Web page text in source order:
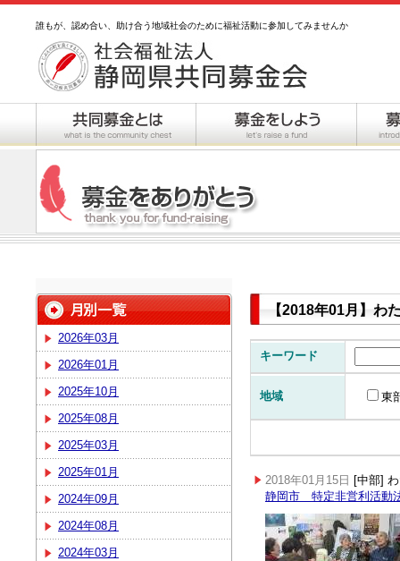
誰もが、認め合い、助け合う地域社会のために福祉活動に参加してみませんか
2026年03月
2026年01月
2025年10月
2025年08月
2025年03月
2025年01月
2024年09月
2024年08月
2024年03月
【2018年01月】わ
キーワード
地域 東
2018年01月15日 [中部]
静岡市 特定非営利活動